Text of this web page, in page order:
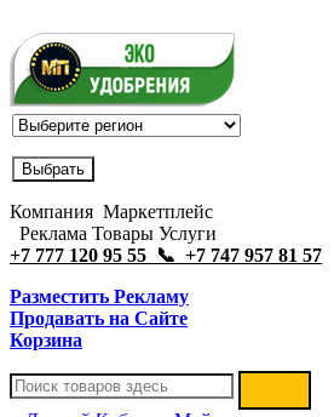
Компания Маркетплейс
Реклама Товары Услуги
+7 777 120 95 55 📞 +7 747 957 81 57
Разместить Рекламу
Продавать на Сайте
Корзина